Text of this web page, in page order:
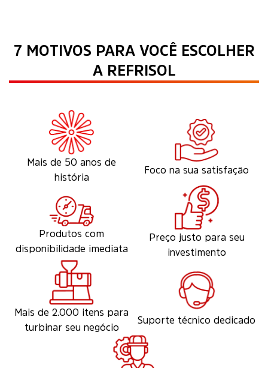
7 MOTIVOS PARA VOCÊ ESCOLHER
A REFRISOL
Mais de 50 anos de
história
Foco na sua satisfação
Produtos com
disponibilidade imediata
Preço justo para seu
investimento
Mais de 2.000 itens para
turbinar seu negócio
Suporte técnico dedicado